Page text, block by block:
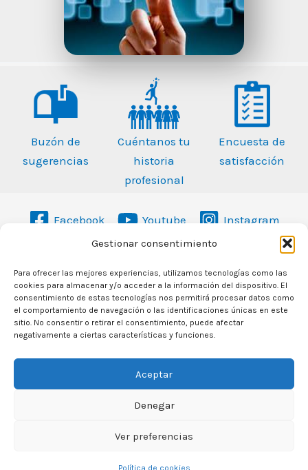
Gestionar consentimiento
Para ofrecer las mejores experiencias, utilizamos tecnologías como las
cookies para almacenar y/o acceder a la información del dispositivo. El
consentimiento de estas tecnologías nos permitirá procesar datos como
el comportamiento de navegación o las identificaciones únicas en este
sitio. No consentir o retirar el consentimiento, puede afectar
negativamente a ciertas características y funciones.
Aceptar
Denegar
Ver preferencias
Política de cookies
Buzón de
sugerencias
Cuéntanos tu
historia
profesional
Encuesta de
satisfacción
Facebook Youtube Instagram
958 467 393
info@oal-albolote.com
Avda. Jacobo Camarero s/n
18220 Albolote (Granada)
Política de privacidad